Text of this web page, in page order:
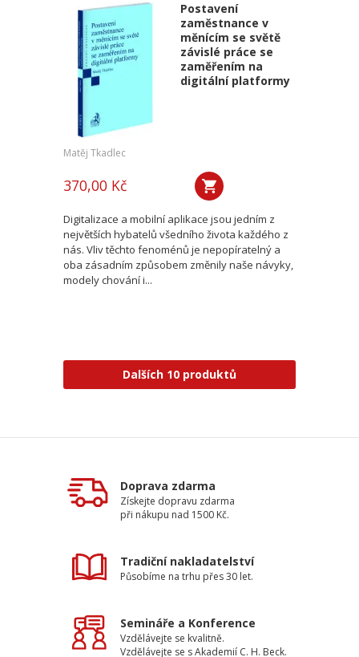
Postavení
zaměstnance v
měnícím se světě
závislé práce se
zaměřením na
digitální platformy
Matěj Tkadlec
370,00 Kč
Digitalizace a mobilní aplikace jsou jedním z
největších hybatelů všedního života každého z
nás. Vliv těchto fenoménů je nepopíratelný a
oba zásadním způsobem změnily naše návyky,
modely chování i...
Dalších 10 produktů
Doprava zdarma
Získejte dopravu zdarma
při nákupu nad 1500 Kč.
Tradiční nakladatelství
Působíme na trhu přes 30 let.
Semináře a Konference
Vzdělávejte se kvalitně.
Vzdělávejte se s Akademií C. H. Beck.